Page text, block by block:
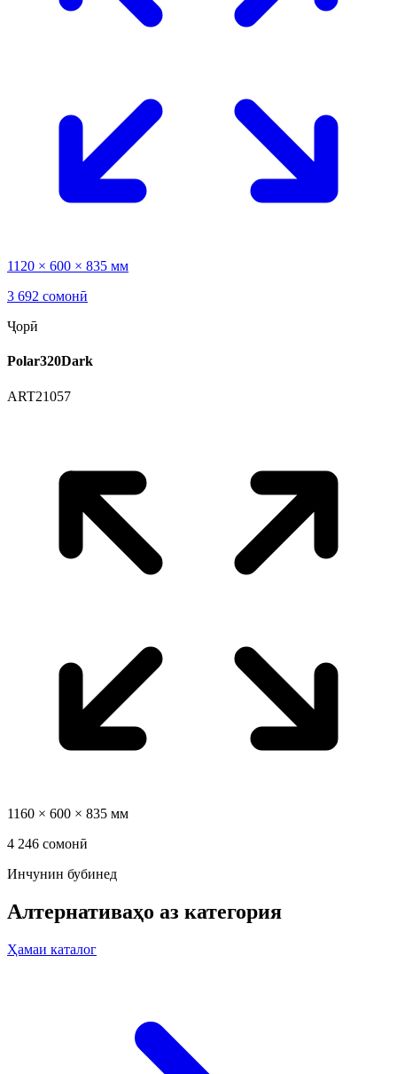
1120 × 600 × 835 мм
3 692 сомонӣ
Ҷорӣ
Polar320Dark
ART21057
1160 × 600 × 835 мм
4 246 сомонӣ
Инчунин бубинед
Алтернативаҳо аз категория
Ҳамаи каталог